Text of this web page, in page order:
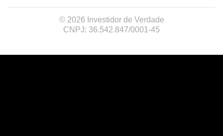
© 2026 Investidor de Verdade
CNPJ: 36.542.847/0001-45